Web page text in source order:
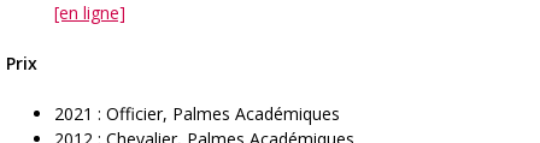
[en ligne]
Prix
2021 : Officier, Palmes Académiques